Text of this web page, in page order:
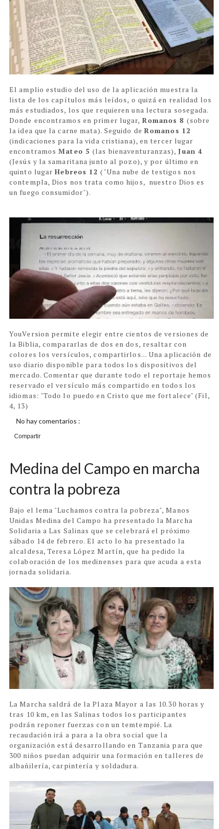
El amplio estudio del uso de la aplicación muestra la
lista de los capítulos más leídos, o quizá en realidad los
más estudiados, los que requieren una lectura sosegada.
Donde encontramos en primer lugar, Romanos 8 (sobre
la idea que la carne mata). Seguido de Romanos 12
(indicaciones para la vida cristiana), en tercer lugar
encontramos Mateo 5(las bienaventuranzas), Juan 4
(Jesús y la samaritana junto al pozo), y por último en
quinto lugarHebreos 12("Una nube de testigos nos
contempla, Dios nos trata como hijos, nuestro Dios es
un fuego consumidor").
YouVersion permite elegir entre cientos de versiones de
la Biblia, compararlas de dos en dos, resaltar con
colores los versículos, compartirlos... Una aplicación de
uso diario disponible para todos los dispositivos del
mercado. Comentar que durante todo el reportaje hemos
reservado el versículo más compartido en todos los
idiomas: "Todo lo puedo en Cristo que me fortalece" (Fil,
4, 13)
No hay comentarios :
Compartir
Medina del Campo en marcha
contra la pobreza
Bajo el lema "Luchamos contra la pobreza", Manos
Unidas Medina del Campo ha presentado la Marcha
Solidaria a Las Salinas que se celebrará el próximo
sábado 14 de febrero. El acto lo ha presentado la
alcaldesa, Teresa López Martín, que ha pedido la
colaboración de los medinenses para que acuda a esta
jornada solidaria.
La Marcha saldrá de la Plaza Mayor a las 10.30 horas y
tras 10 km, en las Salinas todos los participantes
podrán reponer fuerzas con un temtempié.La
recaudación irá a para a la obra social que la
organización está desarrollando en Tanzania para que
300 niños puedan adquirir una formación en talleres de
albañilería, carpintería y soldadura.